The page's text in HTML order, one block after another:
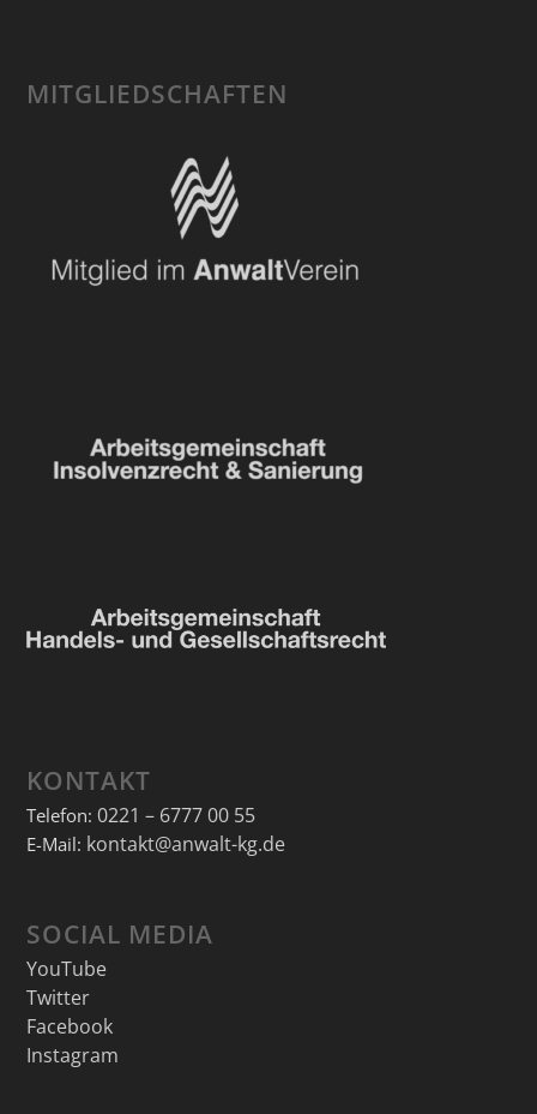
MITGLIEDSCHAFTEN
KONTAKT
Telefon: 0221 – 6777 00 55
E-Mail: kontakt@anwalt-kg.de
SOCIAL MEDIA
YouTube
Twitter
Facebook
Instagram